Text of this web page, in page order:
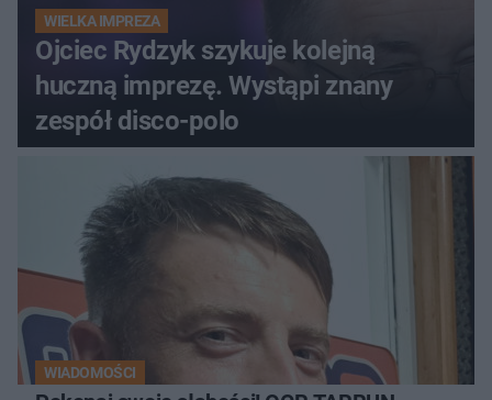
WIELKA IMPREZA
Ojciec Rydzyk szykuje kolejną
huczną imprezę. Wystąpi znany
zespół disco-polo
WIADOMOŚCI